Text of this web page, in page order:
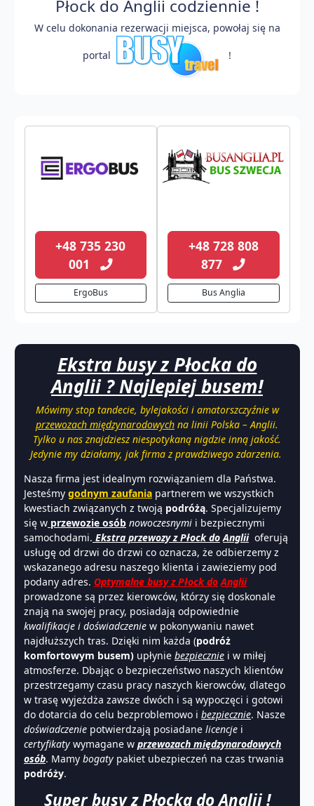
Płock do Anglii codziennie !
W celu dokonania rezerwacji miejsca, powołaj się na
portal !
+48 735 230
001
ErgoBus
+48 728 808
877
Bus Anglia
Ekstra busy z Płocka do
Anglii ? Najlepiej busem!
Mówimy stop tandecie, bylejakości i amatorszczyźnie w
przewozach międzynarodowych na linii Polska – Anglii.
Tylko u nas znajdziesz niespotykaną nigdzie inną jakość.
Jedynie my działamy, jak firma z prawdziwego zdarzenia.
Nasza firma jest idealnym rozwiązaniem dla Państwa.
Jesteśmy godnym zaufania partnerem we wszystkich
kwestiach związanych z twoją podróżą. Specjalizujemy
się w przewozie osób nowoczesnymi i bezpiecznymi
samochodami. Ekstra przewozy z Płock do Angliioferują
usługę od drzwi do drzwi co oznacza, że odbierzemy z
wskazanego adresu naszego klienta i zawieziemy pod
podany adres. Optymalne busy z Płock do Anglii
prowadzone są przez kierowców, którzy się doskonale
znają na swojej pracy, posiadają odpowiednie
kwalifikacje i doświadczenie w pokonywaniu nawet
najdłuższych tras. Dzięki nim każda (podróż
komfortowym busem) upłynie bezpiecznie i w miłej
atmosferze. Dbając o bezpieczeństwo naszych klientów
przestrzegamy czasu pracy naszych kierowców, dlatego
w trasę wyjeżdża zawsze dwóch i są wypoczęci i gotowi
do dotarcia do celu bezproblemowo i bezpiecznie. Nasze
doświadczenie potwierdzają posiadane licencje i
certyfikaty wymagane w przewozach międzynarodowych
osób. Mamy bogaty pakiet ubezpieczeń na czas trwania
podróży.
Super busy z Płocka do Anglii !